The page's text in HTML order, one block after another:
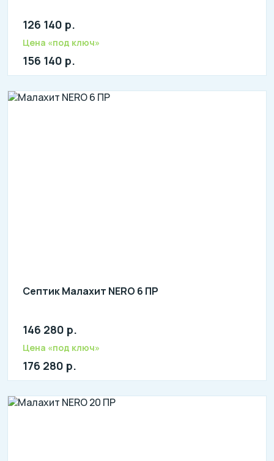
Количество человек: 2-4
литров в сутки: 850
126 140 р.
Цена «под ключ»
156 140 р.
Септик Малахит NERO 6 ПР
Количество человек: 4-6
литров в сутки: 1200
146 280 р.
Цена «под ключ»
176 280 р.